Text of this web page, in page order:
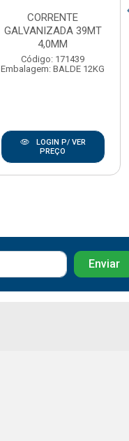
CORRENTE
GALVANIZADA 39MT
4,0MM
Código: 171439
Embalagem: BALDE 12KG
LOGIN P/ VER
PREÇO